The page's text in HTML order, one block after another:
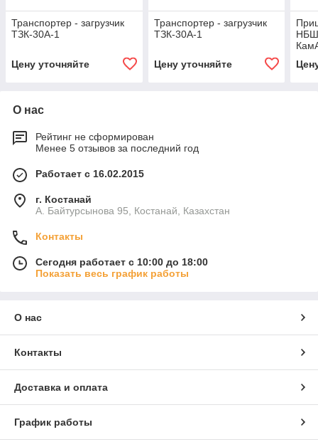
Транспортер - загрузчик
ТЗК-30А-1
Цену уточняйте
Транспортер - загрузчик
ТЗК-30А-1
Цену уточняйте
мин
О нас
Рейтинг не сформирован
Менее 5 отзывов за последний год
Работает с 16.02.2015
г. Костанай
А. Байтурсынова 95, Костанай, Казахстан
Контакты
Сегодня работает с 10:00 до 18:00
Показать весь график работы
О нас
Контакты
Доставка и оплата
График работы